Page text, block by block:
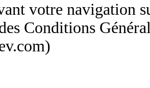
votre navigation
Conditions